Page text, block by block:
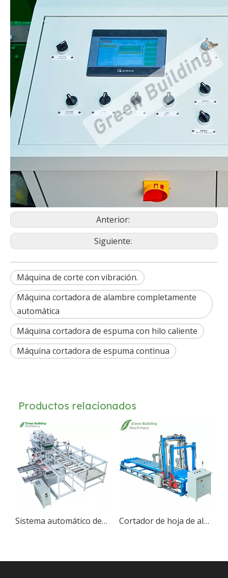
Anterior:
Siguiente:
Máquina de corte con vibración.
Máquina cortadora de alambre completamente
automática
Máquina cortadora de espuma con hilo caliente
Máquina cortadora de espuma continua
Productos relacionados
Cortador de hoja de alambre automático Máquina de cortar el extremo de alambre de espuma EPS